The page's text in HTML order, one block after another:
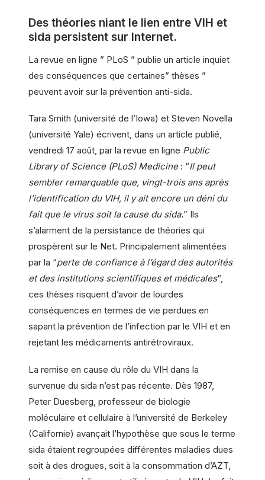
Des théories niant le lien entre VIH et
sida persistent sur Internet.
La revue en ligne ” PLoS ” publie un article inquiet
des conséquences que certaines” thèses ”
peuvent avoir sur la prévention anti-sida.
Tara Smith (université de l’Iowa) et Steven Novella
(université Yale) écrivent, dans un article publié,
vendredi 17 août, par la revue en ligne Public
Library of Science (PLoS) Medicine: “Il peut
sembler remarquable que, vingt-trois ans après
l’identification du VIH, il y ait encore un déni du
fait que le virus soit la cause du sida.” Ils
s’alarment de la persistance de théories qui
prospèrent sur le Net. Principalement alimentées
par la “perte de confiance à l’égard des autorités
et des institutions scientifiques et médicales“,
ces thèses risquent d’avoir de lourdes
conséquences en termes de vie perdues en
sapant la prévention de l’infection par le VIH et en
rejetant les médicaments antirétroviraux.
La remise en cause du rôle du VIH dans la
survenue du sida n’est pas récente. Dès 1987,
Peter Duesberg, professeur de biologie
moléculaire et cellulaire à l’université de Berkeley
(Californie) avançait l’hypothèse que sous le terme
sida étaient regroupées différentes maladies dues
soit à des drogues, soit à la consommation d’AZT,